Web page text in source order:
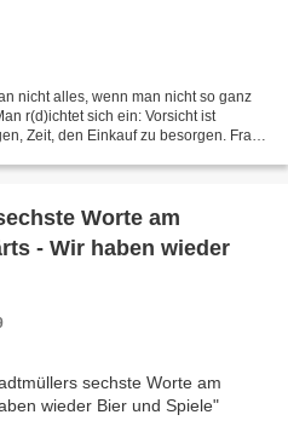
nicht alles, wenn man nicht so ganz
r(d)ichtet sich ein: Vorsicht ist
Zeit, den Einkauf zu besorgen. Frau
Worte am
- Wir haben wieder